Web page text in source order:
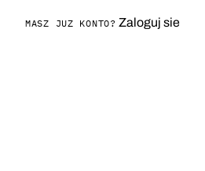
MASZ JUZ KONTO? Zaloguj sie